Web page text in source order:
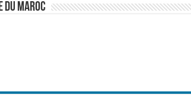
du Maroc